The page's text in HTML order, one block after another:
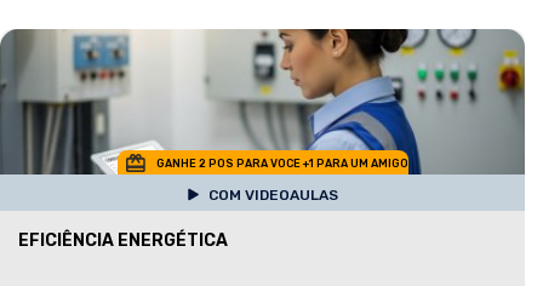
GANHE 2 POS PARA VOCE +1 PARA UM AMIGO
COM VIDEOAULAS
EFICIÊNCIA ENERGÉTICA